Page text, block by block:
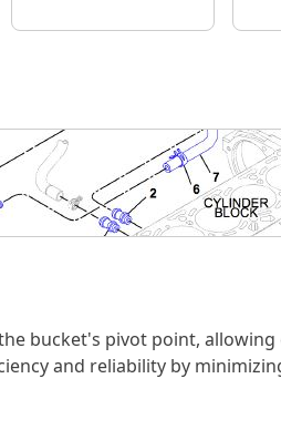
bucket's pivot point,
and reliability by